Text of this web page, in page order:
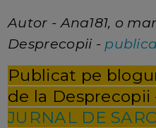
Autor - Ana181, o
Desprecopii -
Publicat pe
de la Desprecopii
JURNAL DE